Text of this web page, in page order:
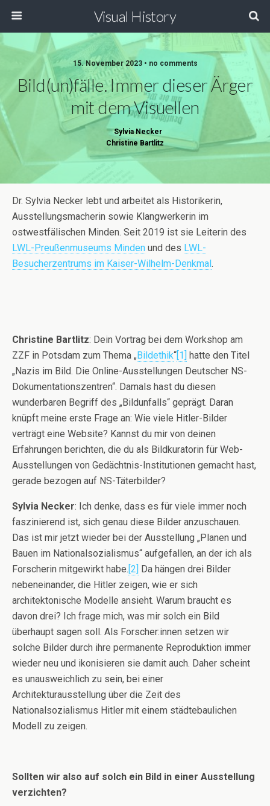
Visual History
15. November 2023 • no comments
Bild(un)fälle. Immer dieser Ärger
mit dem Visuellen
Sylvia Necker
Christine Bartlitz
Dr. Sylvia Necker lebt und arbeitet als Historikerin,
Ausstellungsmacherin sowie Klangwerkerin im
ostwestfälischen Minden. Seit 2019 ist sie Leiterin des
LWL-Preußenmuseums Minden und des LWL-
Besucherzentrums im Kaiser-Wilhelm-Denkmal.
Christine Bartlitz: Dein Vortrag bei dem Workshop am
ZZF in Potsdam zum Thema „Bildethik“[1] hatte den Titel
„Nazis im Bild. Die Online-Ausstellungen Deutscher NS-
Dokumentationszentren“. Damals hast du diesen
wunderbaren Begriff des „Bildunfalls“ geprägt. Daran
knüpft meine erste Frage an: Wie viele Hitler-Bilder
verträgt eine Website? Kannst du mir von deinen
Erfahrungen berichten, die du als Bildkuratorin für Web-
Ausstellungen von Gedächtnis-Institutionen gemacht hast,
gerade bezogen auf NS-Täterbilder?
Sylvia Necker: Ich denke, dass es für viele immer noch
faszinierend ist, sich genau diese Bilder anzuschauen.
Das ist mir jetzt wieder bei der Ausstellung „Planen und
Bauen im Nationalsozialismus“ aufgefallen, an der ich als
Forscherin mitgewirkt habe.[2] Da hängen drei Bilder
nebeneinander, die Hitler zeigen, wie er sich
architektonische Modelle ansieht. Warum braucht es
davon drei? Ich frage mich, was mir solch ein Bild
überhaupt sagen soll. Als Forscher:innen setzen wir
solche Bilder durch ihre permanente Reproduktion immer
wieder neu und ikonisieren sie damit auch. Daher scheint
es unausweichlich zu sein, bei einer
Architekturausstellung über die Zeit des
Nationalsozialismus Hitler mit einem städtebaulichen
Modell zu zeigen.
Sollten wir also auf solch ein Bild in einer Ausstellung
verzichten?